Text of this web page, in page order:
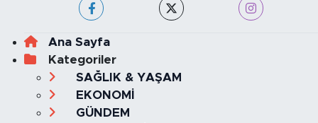
Ana Sayfa
Kategoriler
SAĞLIK & YAŞAM
EKONOMİ
GÜNDEM